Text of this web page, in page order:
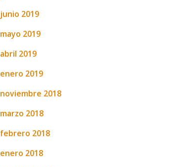
junio 2019
mayo 2019
abril 2019
enero 2019
noviembre 2018
marzo 2018
febrero 2018
enero 2018